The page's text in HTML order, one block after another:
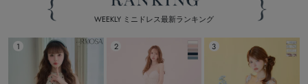
WEEKLY ミニドレス最新ランキング